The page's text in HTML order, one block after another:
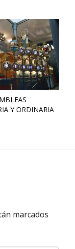
Y ORDINARIA
marcados